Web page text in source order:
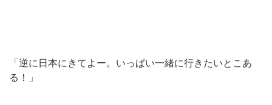
「逆に日本にきてよー。いっぱい一緒に行きたいとこあ
る！」